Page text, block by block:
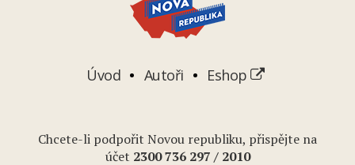
Úvod Autoři Eshop
Chcete-li podpořit Novou republiku, přispějte na
účet 2300 736 297 / 2010